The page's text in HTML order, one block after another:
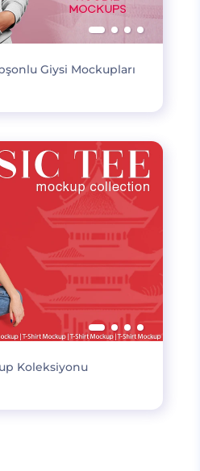
Giysi Mockupları
Koleksiyonu